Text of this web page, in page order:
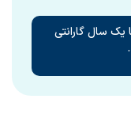
یک سال گارانتی